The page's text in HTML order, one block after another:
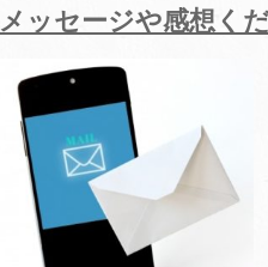
メッセージや感想く